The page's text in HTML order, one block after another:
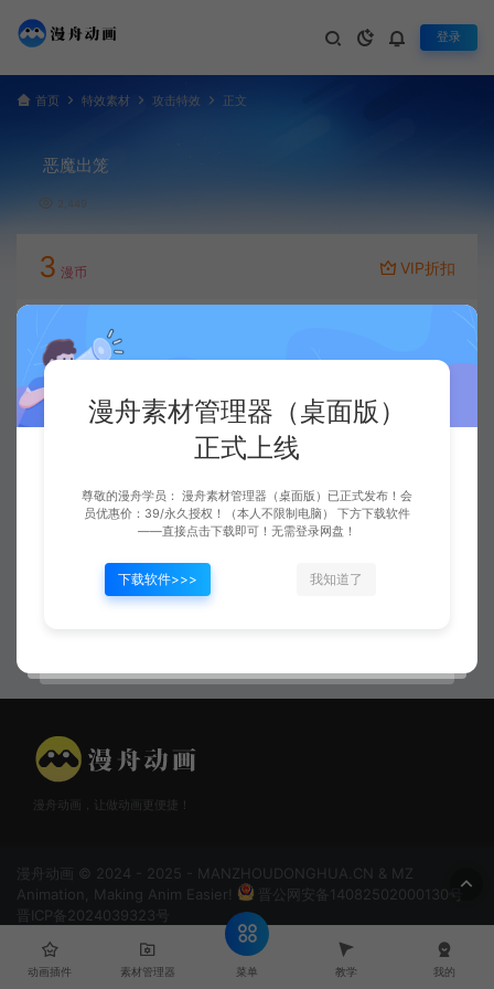
登录
首页 特效素材 攻击特效 正文
恶魔出笼
2,449
3 漫币 VIP折扣
立即下载
漫舟动画，让做动画更便捷！
漫舟动画 © 2024 - 2025 - MANZHOUDONGHUA.CN & MZ
Animation, Making Anim Easier!
晋公网安备14082502000130号
晋ICP备2024039323号
动画插件 素材管理器 菜单 教学 我的
漫舟素材管理器（桌面版）
正式上线
尊敬的漫舟学员： 漫舟素材管理器（桌面版）已正式发布！会
员优惠价：39/永久授权！（本人不限制电脑） 下方下载软件
——直接点击下载即可！无需登录网盘！
下载软件>>> 我知道了